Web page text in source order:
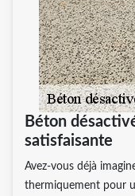
Béton
satisfaisante
Avez-vous déjà
thermiquement pour